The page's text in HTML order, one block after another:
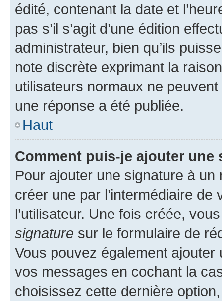
édité, contenant la date et
pas s’il s’agit d’une édition
administrateur, bien qu’ils
note discrète exprimant la
utilisateurs normaux ne
une réponse a été publiée.
Haut
Comment puis-je ajouter une
Pour ajouter une signature à un
créer une par l’intermédiaire
l’utilisateur. Une fois créée,
signature sur le formulaire de
Vous pouvez également
vos messages en cochant la
choisissez cette dernière